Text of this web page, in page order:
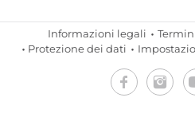
Informazioni legali
Protezione dei dati